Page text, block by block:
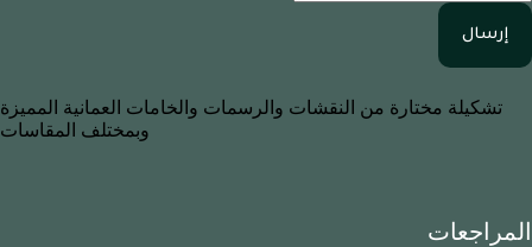
إرسال
تشكيلة مختارة من النقشات والرسمات والخامات العمانية المميزة
وبمختلف المقاسات
المراجعات